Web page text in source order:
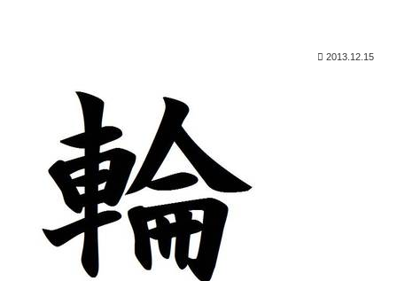
2013.12.15